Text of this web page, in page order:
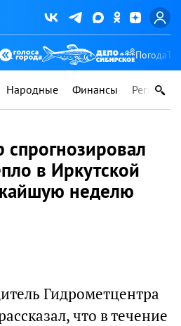
Погода
Народные Финансы Регионы
спрогнозировал
в Иркутской
неделю
Гидрометцентра
что в течение